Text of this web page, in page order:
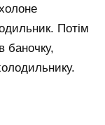
Потім
баночку,